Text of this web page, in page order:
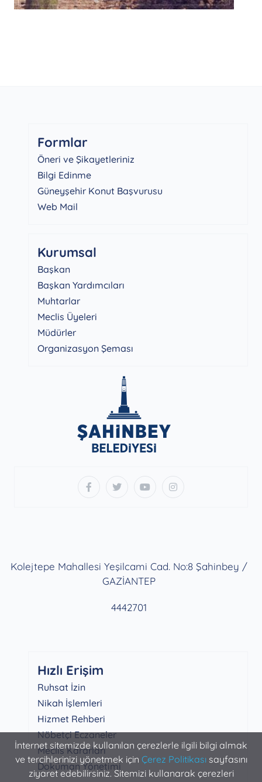
İnternet sitemizde kullanılan çerezlerle ilgili bilgi almak
ve tercihlerinizi yönetmek için Çerez Politikasısayfasını
ziyaret edebilirsiniz. Sitemizi kullanarak çerezleri
Formlar
Öneri ve Şikayetleriniz
Bilgi Edinme
Güneyşehir Konut Başvurusu
Web Mail
Kurumsal
Başkan
Başkan Yardımcıları
Muhtarlar
Meclis Üyeleri
Müdürler
Organizasyon Şeması
Kolejtepe Mahallesi Yeşilcami Cad. No:8 Şahinbey /
GAZİANTEP
4442701
Hızlı Erişim
Ruhsat İzin
Nikah İşlemleri
Hizmet Rehberi
Nöbetçi Eczaneler
Meclis Kararları
Doküman Yönetimi